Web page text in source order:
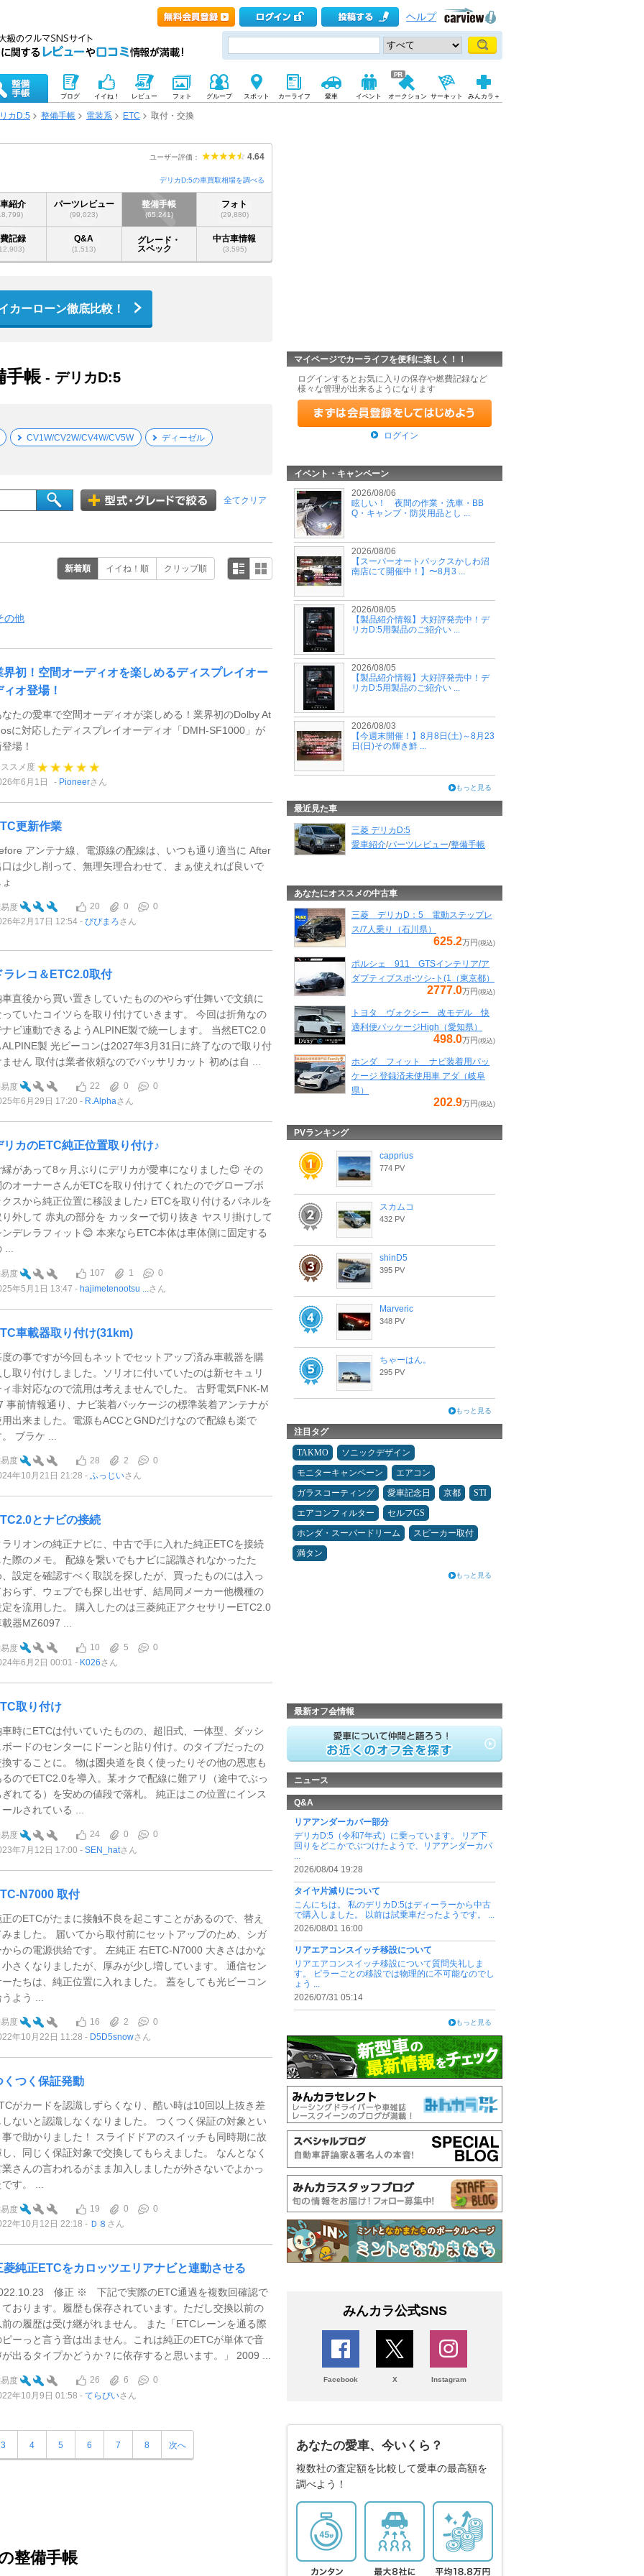
ヘルプ
ブログ イイね！ レビュー フォト グループ スポット カーライフ 愛車 イベント オークション サーキット みんカラ＋
カD:5 整備手帳 電装系 ETC 取付・交換
ユーザー評価： 4.64
デリカD:5の車買取相場を調べる
紹介 パーツレビュー
(99,023)
整備手帳
(65,241)
フォト
(29,880)
記録 Q&A
(1,513)
グレード・
スペック
中古車情報
(3,595)
カーローン徹底比較！
手帳 - デリカD:5
CV1W/CV2W/CV4W/CV5W ディーゼル
全てクリア
新着順 イイね！順 クリップ順
の他
界初！空間オーディオを楽しめるディスプレイオー
ィオ登場！
なたの愛車で空間オーディオが楽しめる！業界初のDolby At
に対応したディスプレイオーディオ「DMH-SF1000」が
場！
スメ度
年6月1日
Pioneerさん
更新作業
アンテナ線、電源線の配線は、いつも通り適当に After
口は少し削って、無理矢理合わせて、まぁ使えれば良いで
度 20 0
0
年2月17日 12:54
ぴぴまろさん
ラレコ＆ETC2.0取付
車直後から買い置きしていたもののやらず仕舞いで文鎮に
っていたコイツらを取り付けていきます。 今回は折角なの
ナビ連動できるようALPINE製で統一します。 当然ETC2.0
ALPINE製 光ビーコンは2027年3月31日に終了なので取り付
ません 取付は業者依頼なのでバッサリカット 初めは自 ...
度 22 0
0
年6月29日 17:20
R.Alphaさん
リカのETC純正位置取り付け♪
縁があって8ヶ月ぶりにデリカが愛車になりました😊 その
のオーナーさんがETCを取り付けてくれたのでグローブボ
クスから純正位置に移設ました♪ ETCを取り付けるパネルを
り外して 赤丸の部分を カッターで切り抜き ヤスリ掛けして
ンデレラフィット😊 本来ならETC本体は車体側に固定する
...
度 107 1
0
年5月1日 13:47
hajimetenootsu ... さん
車載器取り付け(31km)
度の事ですが今回もネットでセットアップ済み車載器を購
し取り付けしました。ソリオに付いていたのは新セキュリ
ィ非対応なので流用は考えませんでした。 古野電気FNK-M
事前情報通り、ナビ装着パッケージの標準装着アンテナが
用出来ました。電源もACCとGNDだけなので配線も楽で
ブラケ ...
度 28 2
0
年10月21日 21:28
ふっじいさん
とナビの接続
ラリオンの純正ナビに、中古で手に入れた純正ETCを接続
た際のメモ。 配線を繋いでもナビに認識されなかったた
、設定を確認すべく取説を探したが、買ったものには入っ
おらず、ウェブでも探し出せず、結局同メーカー他機種の
定を流用した。 購入したのは三菱純正アクセサリーETC2.0
器MZ6097 ...
度 10 5
0
年6月2日 00:01
K026さん
取り付け
車時にETCは付いていたものの、超旧式、一体型、ダッシ
ボードのセンターにドーンと貼り付け。のタイプだったの
換することに。 物は圏央道を良く使ったりその他の恩恵も
るのでETC2.0を導入。某オクで配線に難アリ（途中でぶっ
ぎれてる）を安めの値段で落札。 純正はこの位置にインス
ールされている ...
度 24 0
0
年7月12日 17:00
SEN_hatさん
N7000 取付
正のETCがたまに接触不良を起こすことがあるので、替え
みました。 届いてから取付前にセットアップのため、シガ
からの電源供給です。 左純正 右ETC-N7000 大きさはかな
小さくなりましたが、厚みが少し増しています。 通信セン
ーたちは、純正位置に入れました。 蓋をしても光ビーコン
よう ...
度 16 2
0
年10月22日 11:28
D5D5snowさん
くつく保証発動
がカードを認識しずらくなり、酷い時は10回以上抜き差
しないと認識しなくなりました。 つくつく保証の対象とい
事で助かりました！ スライドドアのスイッチも同時期に故
し、同じく保証対象で交換してもらえました。 なんとなく
業さんの言われるがまま加入しましたが外さないでよかっ
す。 ...
度 19 0
0
年10月12日 22:18
Ｄ８ さん
菱純正ETCをカロッツエリアナビと連動させる
修正 ※ 下記で実際のETC通過を複数回確認で
ております。履歴も保存されています。ただし交換以前の
前の履歴は受け継がれません。 また「ETCレーンを通る際
ピーっと言う音は出ません。これは純正のETCが単体で音
が出るタイプかどうか？に依存すると思います。」 2009 ...
度 26 6
0
年10月9日 01:58
てらぴいさん
3 4 5 6 7 8 次へ
整備手帳
マイページでカーライフを便利に楽しく！！
ログインするとお気に入りの保存や燃費記録など
様々な管理が出来るようになります
ログイン
イベント・キャンペーン
2026/08/06
眩しい！ 夜間の作業・洗車・BB
Q・キャンプ・防災用品とし ...
2026/08/06
【スーパーオートバックスかしわ沼
南店にて開催中！】〜8月3 ...
2026/08/05
【製品紹介情報】大好評発売中！デ
リカD:5用製品のご紹介い ...
2026/08/05
【製品紹介情報】大好評発売中！デ
リカD:5用製品のご紹介い ...
2026/08/03
【今週末開催！】8月8日(土)～8月23
日(日)その輝き鮮 ...
もっと見る
最近見た車
三菱 デリカD:5
愛車紹介/パーツレビュー/整備手帳
あなたにオススメの中古車
三菱 デリカD：5 電動ステップレ
ス/7人乗り（石川県）
625.2万円 (税込)
ポルシェ 911 GTSインテリア/ア
ダプティブスポ-ツシ-ト(1（東京都）
2777.0万円 (税込)
トヨタ ヴォクシー 改モデル 快
適利便パッケージHigh（愛知県）
498.0万円 (税込)
ホンダ フィット ナビ装着用パッ
ケージ 登録済未使用車 アダ（岐阜
県）
202.9万円 (税込)
PVランキング
capprius
774 PV
スカムコ
432 PV
shinD5
395 PV
Marveric
348 PV
ちゃーはん。
295 PV
もっと見る
注目タグ
TAKMO
ソニックデザイン
モニターキャンペーン
エアコン
ガラスコーティング
愛車記念日 京都
STI
エアコンフィルター
セルフGS
ホンダ・スーパードリーム
スピーカー取付
満タン
もっと見る
最新オフ会情報
ニュース
Q&A
リアアンダーカバー部分
デリカD:5（令和7年式）に乗っています。 リア下
回りをどこかでぶつけたようで、リアアンダーカバ
...
2026/08/04 19:28
タイヤ片減りについて
こんにちは。 私のデリカD:5はディーラーから中古
で購入しました。 以前は試乗車だったようです。 ...
2026/08/01 16:00
リアエアコンスイッチ移設について
リアエアコンスイッチ移設について質問失礼しま
す。 ピラーごとの移設では物理的に不可能なのでし
ょう ...
2026/07/31 05:14
もっと見る
みんカラ公式SNS
Facebook X Instagram
あなたの愛車、今いくら？
複数社の査定額を比較して愛車の最高額を
調べよう！